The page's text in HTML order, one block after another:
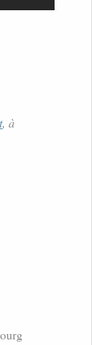
, à